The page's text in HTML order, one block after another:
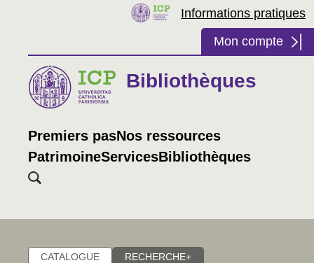
Informations pratiques
Mon compte
Bibliothèques
Premiers pasNos ressources
PatrimoineServicesBibliothèques
CATALOGUE RECHERCHE+